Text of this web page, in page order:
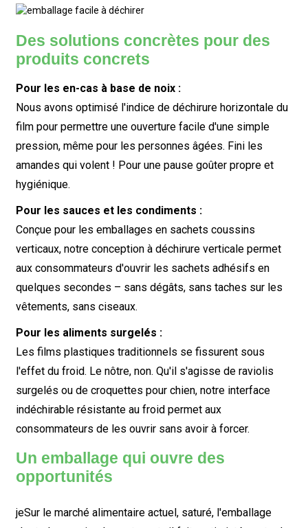
Des solutions concrètes pour des
produits concrets
Pour les en-cas à base de noix :
Nous avons optimisé l'indice de déchirure horizontale du
film pour permettre une ouverture facile d'une simple
pression, même pour les personnes âgées. Fini les
amandes qui volent ! Pour une pause goûter propre et
hygiénique.
Pour les sauces et les condiments :
Conçue pour les emballages en sachets coussins
verticaux, notre conception à déchirure verticale permet
aux consommateurs d'ouvrir les sachets adhésifs en
quelques secondes – sans dégâts, sans taches sur les
vêtements, sans ciseaux.
Pour les aliments surgelés :
Les films plastiques traditionnels se fissurent sous
l'effet du froid. Le nôtre, non. Qu'il s'agisse de raviolis
surgelés ou de croquettes pour chien, notre interface
indéchirable résistante au froid permet aux
consommateurs de les ouvrir sans avoir à forcer.
Un emballage qui ouvre des
opportunités
jeSur le marché alimentaire actuel, saturé, l'emballage